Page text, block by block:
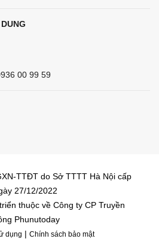
00 99 59
TTĐT do Sở TTTT Hà Nội cấp
27/12/2022
thuộc về Công ty CP Truyền
Phunutoday
dụng | Chính sách bảo mật